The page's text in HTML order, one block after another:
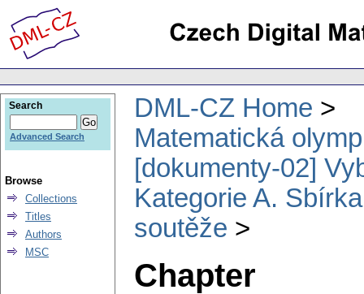
DML-CZ Home
Matematická
[dokumenty-02]
Kategorie A.
soutěže
Chapter
Search
Advanced Search
Browse
Collections
Titles
Authors
MSC